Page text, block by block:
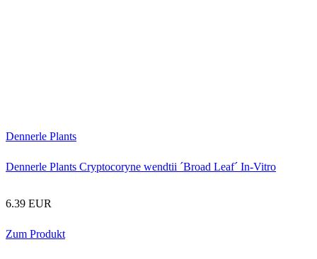
Dennerle Plants
Dennerle Plants Cryptocoryne wendtii ´Broad Leaf´ In-Vitro
6.39 EUR
Zum Produkt